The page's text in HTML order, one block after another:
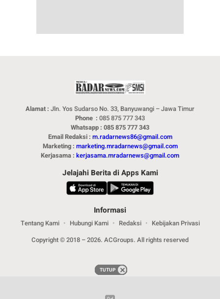
Alamat : Jln. Yos Sudarso No. 33, Banyuwangi – Jawa Timur
Phone : 085 875 777 343
Whatsapp : 085 875 777 343
Email Redaksi : m.radarnews86@gmail.com
Marketing : marketing.mradarnews@gmail.com
Kerjasama : kerjasama.mradarnews@gmail.com
Jelajahi Berita di Apps Kami
Informasi
Tentang Kami Hubungi Kami Redaksi
Kebijakan Privasi
Copyright © 2018 – 2026. ACGroups. All rights reserved
TUTUP
TUTUP
TUTUP
TUTUP
TUTUP
TUTUP
TUTUP
TUTUP
TUTUP
TUTUP